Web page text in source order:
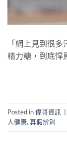
「網上見到很
精力糖，到底悍
Posted in偉哥資訊
人健康,真假辨別